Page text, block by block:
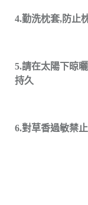
4.勤洗枕套,防止
5.請在太陽下晾
持久
6.對草香過敏禁